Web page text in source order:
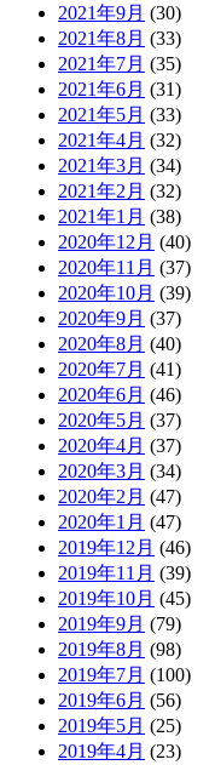
2021年9月 (30)
2021年8月 (33)
2021年7月 (35)
2021年6月 (31)
2021年5月 (33)
2021年4月 (32)
2021年3月 (34)
2021年2月 (32)
2021年1月 (38)
2020年12月 (40)
2020年11月 (37)
2020年10月 (39)
2020年9月 (37)
2020年8月 (40)
2020年7月 (41)
2020年6月 (46)
2020年5月 (37)
2020年4月 (37)
2020年3月 (34)
2020年2月 (47)
2020年1月 (47)
2019年12月 (46)
2019年11月 (39)
2019年10月 (45)
2019年9月 (79)
2019年8月 (98)
2019年7月 (100)
2019年6月 (56)
2019年5月 (25)
2019年4月 (23)